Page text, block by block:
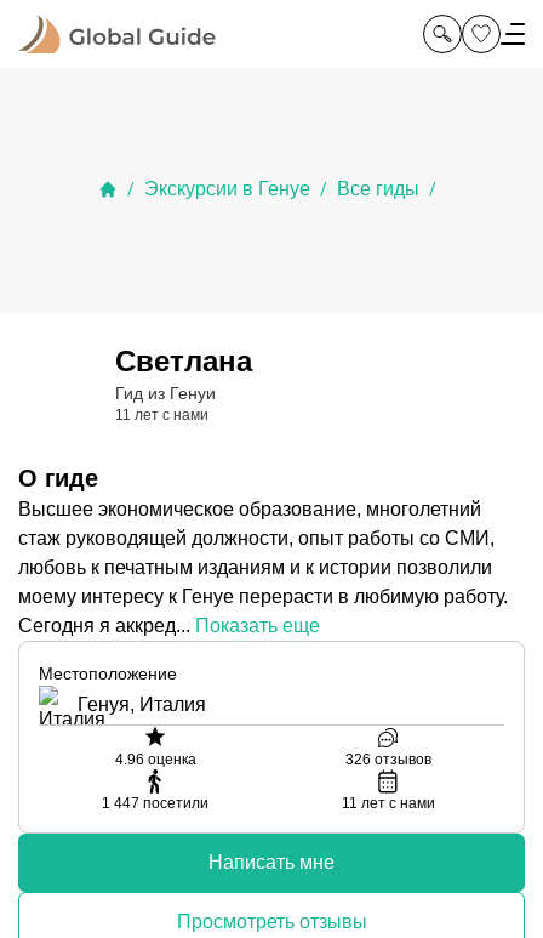
/ Экскурсии в Генуе / Все гиды /
Светлана
Гид из Генуи
11 лет с нами
О гиде
Высшее экономическое образование, многолетний
стаж руководящей должности, опыт работы со СМИ,
любовь к печатным изданиям и к истории позволили
моему интересу к Генуе перерасти в любимую работу.
Сегодня я аккред... Показать еще
Местоположение
Генуя, Италия
4.96 оценка 326 отзывов
1 447 посетили 11 лет с нами
Написать мне
Просмотреть отзывы